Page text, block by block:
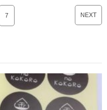
7 NEXT